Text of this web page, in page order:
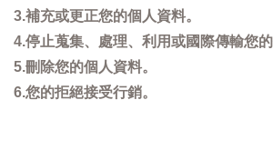
3.補充或更正您的個人資料。
4.停止蒐集、處理、利用或國際傳輸您的
5.刪除您的個人資料。
6.您的拒絕接受行銷。